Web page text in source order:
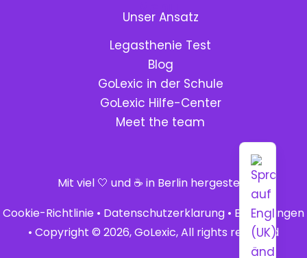
Unser Ansatz
Legasthenie Test
Blog
GoLexic in der Schule
GoLexic Hilfe-Center
Meet the team
Mit viel 🤍 und ☕ in Berlin hergestellt
Cookie-Richtlinie • Datenschutzerklarung • Bedingungen
• Copyright © 2026, GoLexic, All rights reserved